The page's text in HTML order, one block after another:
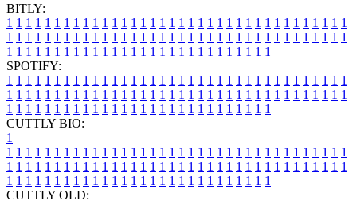
BITLY:
1 1 1 1 1 1 1 1 1 1 1 1 1 1 1 1 1 1 1 1 1 1 1 1 1 1 1 1 1 1 1 1 1 1 1 1
1 1 1 1 1 1 1 1 1 1 1 1 1 1 1 1 1 1 1 1 1 1 1 1 1 1 1 1 1 1 1 1 1 1 1 1
1 1 1 1 1 1 1 1 1 1 1 1 1 1 1 1 1 1 1 1 1 1 1 1 1 1 1 1
SPOTIFY:
1 1 1 1 1 1 1 1 1 1 1 1 1 1 1 1 1 1 1 1 1 1 1 1 1 1 1 1 1 1 1 1 1 1 1 1
1 1 1 1 1 1 1 1 1 1 1 1 1 1 1 1 1 1 1 1 1 1 1 1 1 1 1 1 1 1 1 1 1 1 1 1
1 1 1 1 1 1 1 1 1 1 1 1 1 1 1 1 1 1 1 1 1 1 1 1 1 1 1 1
CUTTLY BIO:
1
1 1 1 1 1 1 1 1 1 1 1 1 1 1 1 1 1 1 1 1 1 1 1 1 1 1 1 1 1 1 1 1 1 1 1 1
1 1 1 1 1 1 1 1 1 1 1 1 1 1 1 1 1 1 1 1 1 1 1 1 1 1 1 1 1 1 1 1 1 1 1 1
1 1 1 1 1 1 1 1 1 1 1 1 1 1 1 1 1 1 1 1 1 1 1 1 1 1 1 1
CUTTLY OLD: